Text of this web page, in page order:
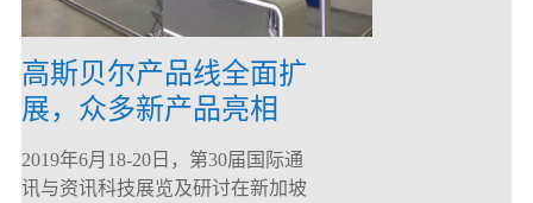
高斯贝尔产品线全面扩
展，众多新产品亮相
CommunicAsia 2019
2019年6月18-20日，第30届国际通
讯与资讯科技展览及研讨在新加坡